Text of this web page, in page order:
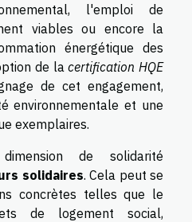
l'emploi de
viables ou encore la
énergétique des
de lacertification HQE
de cet engagement,
environnementale et une
exemplaires.
de solidarité
solidaires. Cela peut se
concrètes telles que le
de logement social,